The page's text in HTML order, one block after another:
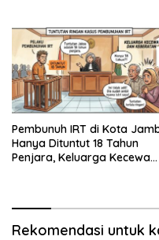
Pembunuh IRT di Kota
Hanya Dituntut 18 Tahun
Penjara, Keluarga Kecewa
Rekomendasi untuk